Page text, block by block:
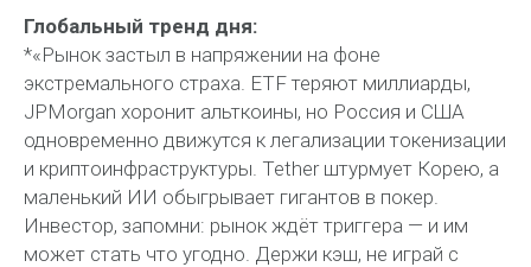
Глобальный тренд дня:
*«Рынок застыл в напряжении на фоне
экстремального страха. ETF теряют миллиарды,
JPMorgan хоронит альткоины, но Россия и США
одновременно движутся к легализации токенизации
и криптоинфраструктуры. Tether штурмует Корею, а
маленький ИИ обыгрывает гигантов в покер.
Инвестор, запомни: рынок ждёт триггера — и им
может стать что угодно. Держи кэш, не играй с